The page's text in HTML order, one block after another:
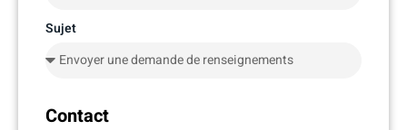
Sujet
Contact